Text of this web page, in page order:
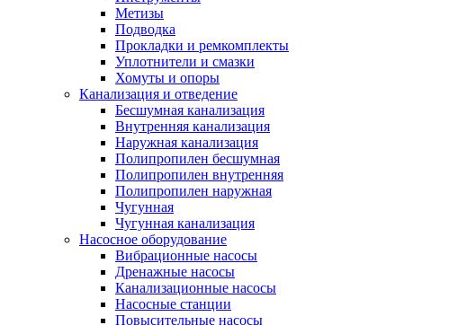
Метизы
Подводка
Прокладки и ремкомплекты
Уплотнители и смазки
Хомуты и опоры
Канализация и отведение
Бесшумная канализация
Внутренняя канализация
Наружная канализация
Полипропилен бесшумная
Полипропилен внутренняя
Полипропилен наружная
Чугунная
Чугунная канализация
Насосное оборудование
Вибрационные насосы
Дренажные насосы
Канализационные насосы
Насосные станции
Повысительные насосы